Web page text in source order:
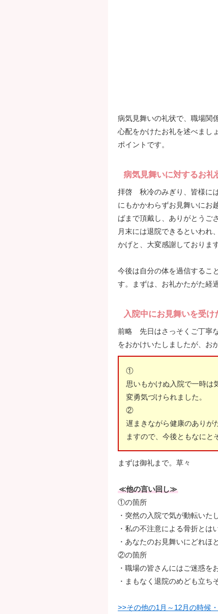
病気見舞いの礼状で、職場関
心配をかけたお礼を述べまし
ポイントです。
病気見舞いに対するお礼
拝啓 秋冷のみぎり、皆様に
にもかかわらずお見舞いにお
ばまで頂戴し、ありがとうご
月末には退院できるといわれ
かげと、大変感謝しております
今後は自分の体を過信するこ
す。まずは、お礼かたがた経
入院中にお見舞いを受け
前略 先日はさっそくご丁寧
をおかけいたしましたが、お
①
思いもかけぬ入院で一時は
変勇気づけられました。
②
遅まきながら健康のありが
ますので、今後ともなにと
まずは御礼まで。草々
≪他の言い回し≫
①の箇所
・突然の入院で気が動転いた
・私の不注意による骨折とは
・あなたのお見舞いにどれ
②の箇所
・職場の皆さんにはご迷惑
・まもなく退院のめども立ち
>>その他の1月～12月の時候